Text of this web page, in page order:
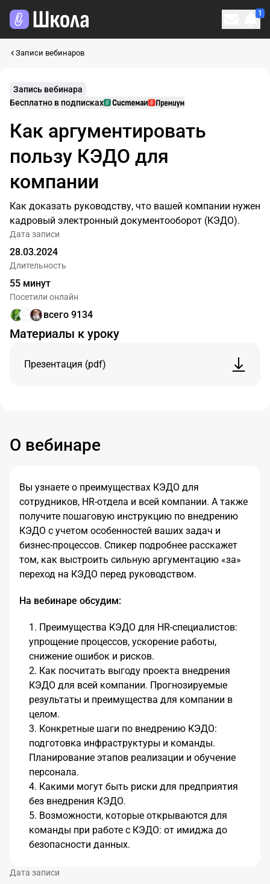
1
Записи вебинаров
Запись вебинара
Бесплатно в подписках
и
Как аргументировать
пользу КЭДО для
компании
Как доказать руководству, что вашей компании нужен
кадровый электронный документооборот (КЭДО).
Дата записи
28.03.2024
Длительность
55 минут
Посетили онлайн
всего 9134
Материалы к уроку
Презентация (pdf)
О вебинаре
Вы узнаете о преимуществах КЭДО для
сотрудников, HR-отдела и всей компании. А также
получите пошаговую инструкцию по внедрению
КЭДО с учетом особенностей ваших задач и
бизнес-процессов. Спикер подробнее расскажет
том, как выстроить сильную аргументацию «за»
переход на КЭДО перед руководством.
На вебинаре обсудим:
Преимущества КЭДО для HR-специалистов:
упрощение процессов, ускорение работы,
снижение ошибок и рисков.
Как посчитать выгоду проекта внедрения
КЭДО для всей компании. Прогнозируемые
результаты и преимущества для компании в
целом.
Конкретные шаги по внедрению КЭДО:
подготовка инфраструктуры и команды.
Планирование этапов реализации и обучение
персонала.
Какими могут быть риски для предприятия
без внедрения КЭДО.
Возможности, которые открываются для
команды при работе с КЭДО: от имиджа до
безопасности данных.
Дата записи